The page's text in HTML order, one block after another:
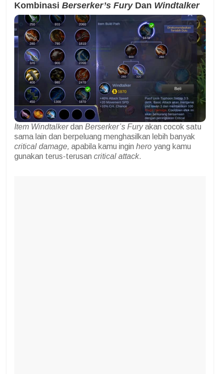
Kombinasi Berserker’s FuryDan Windtalker
Item Windtalkerdan Berserker’s Furyakan cocok satu
sama lain dan berpeluang menghasilkan lebih banyak
critical damage, apabila kamu ingin hero yang kamu
gunakan terus-terusan critical attack.